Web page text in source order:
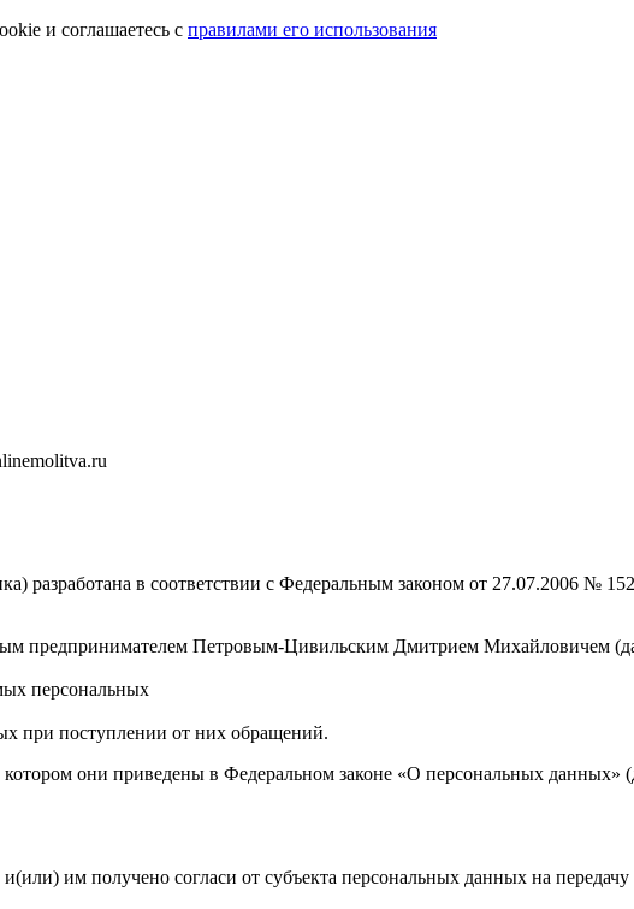
и соглашаетесь с правилами его использования
разработана в соответствии с Федеральным законом от 27.07.2006 №
предпринимателем Петровым-Цивильским Дмитрием Михайловичем
персональных
при поступлении от них обращений.
они приведены в Федеральном законе «О персональных данных»
им получено согласи от субъекта персональных данных на